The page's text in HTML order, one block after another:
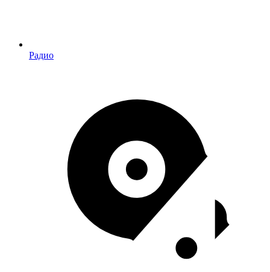
Радио